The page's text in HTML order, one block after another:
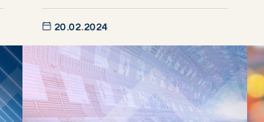
20.02.2024
DÉCOUVRIR MAINTENANT